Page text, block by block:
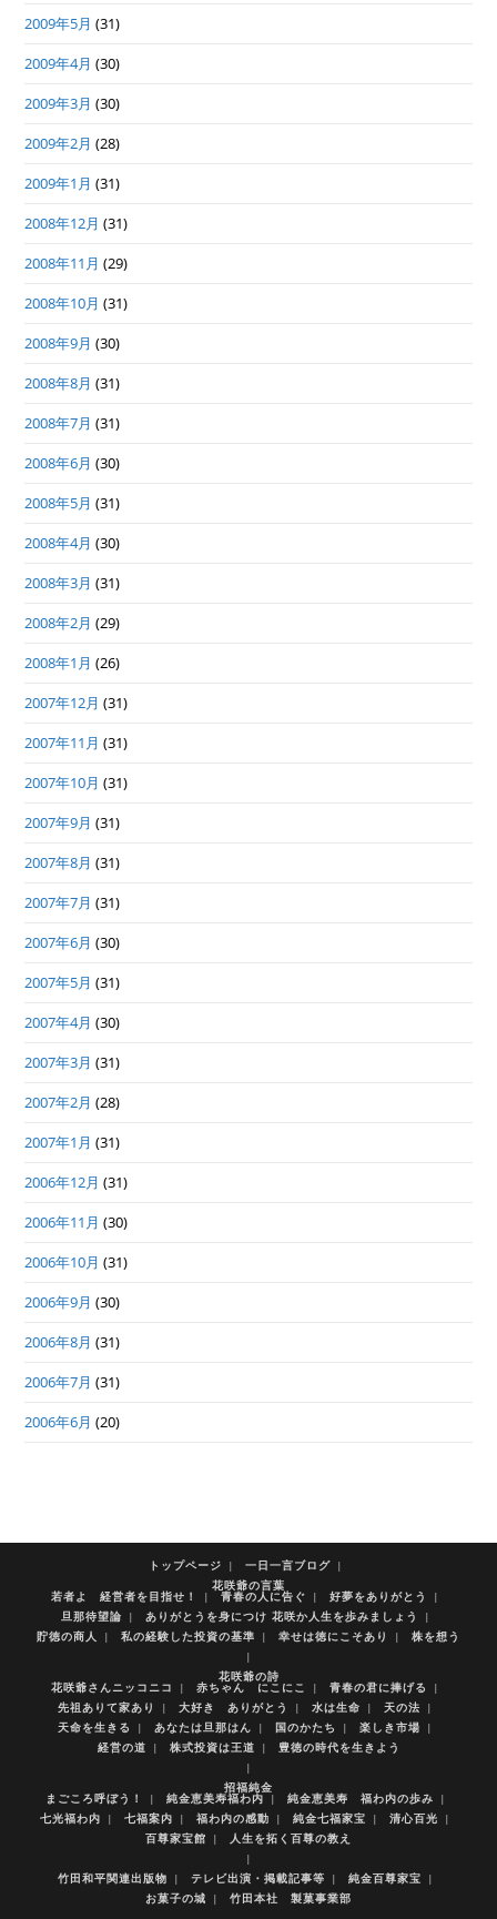
2009年5月 (31)
2009年4月 (30)
2009年3月 (30)
2009年2月 (28)
2009年1月 (31)
2008年12月 (31)
2008年11月 (29)
2008年10月 (31)
2008年9月 (30)
2008年8月 (31)
2008年7月 (31)
2008年6月 (30)
2008年5月 (31)
2008年4月 (30)
2008年3月 (31)
2008年2月 (29)
2008年1月 (26)
2007年12月 (31)
2007年11月 (31)
2007年10月 (31)
2007年9月 (31)
2007年8月 (31)
2007年7月 (31)
2007年6月 (30)
2007年5月 (31)
2007年4月 (30)
2007年3月 (31)
2007年2月 (28)
2007年1月 (31)
2006年12月 (31)
2006年11月 (30)
2006年10月 (31)
2006年9月 (30)
2006年8月 (31)
2006年7月 (31)
2006年6月 (20)
トップページ
一日一言ブログ
花咲爺の言葉
若者よ 経営者を目指せ！ 青春の人に告ぐ
好夢をありがとう
旦那待望論
ありがとうを身につけ 花咲か人生を歩みましょう
貯徳の商人
私の経験した投資の基準 幸せは徳にこそあり 株を想う
花咲爺の詩
花咲爺さんニッコニコ 赤ちゃん にこにこ
青春の君に捧げる
先祖ありて家あり
大好き ありがとう 水は生命
天の法
天命を生きる
あなたは旦那はん 国のかたち
楽しき市場
経営の道
株式投資は王道 豊徳の時代を生きよう
招福純金
まごころ呼ぼう！ 純金恵美寿福わ内
純金恵美寿 福わ内の歩み
七光福わ内
七福案内 福わ内の感動 純金七福家宝
清心百光
百尊家宝館
人生を拓く百尊の教え
竹田和平関連出版物 テレビ出演・掲載記事等
純金百尊家宝
お菓子の城
竹田本社 製菓事業部